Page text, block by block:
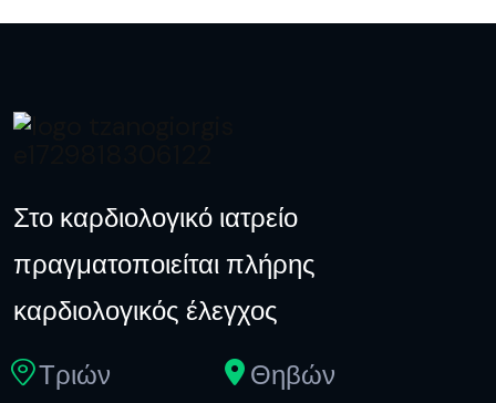
Στο καρδιολογικό ιατρείο
πραγματοποιείται πλήρης
καρδιολογικός έλεγχος
Τριών
Θηβών